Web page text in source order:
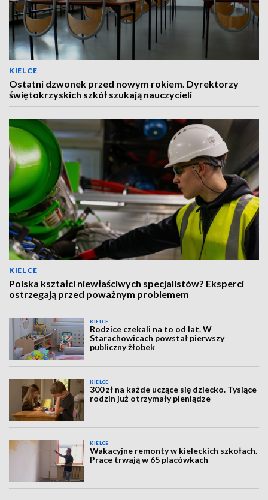
KIELCE
Ostatni dzwonek przed nowym rokiem. Dyrektorzy
świętokrzyskich szkół szukają nauczycieli
KIELCE
Polska kształci niewłaściwych specjalistów? Eksperci
ostrzegają przed poważnym problemem
KIELCE
Rodzice czekali na to od lat. W
Starachowicach powstał pierwszy
publiczny żłobek
KIELCE
300 zł na każde uczące się dziecko. Tysiące
rodzin już otrzymały pieniądze
KIELCE
Wakacyjne remonty w kieleckich szkołach.
Prace trwają w 65 placówkach